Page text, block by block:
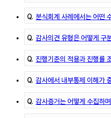
Q. 분식회계 사례에서는 어떤
Q. 감사의견 유형은 어떻게 구
Q. 진행기준의 적용과 진행률
Q. 감사에서 내부통제 이해가
Q. 감사증거는 어떻게 수집하